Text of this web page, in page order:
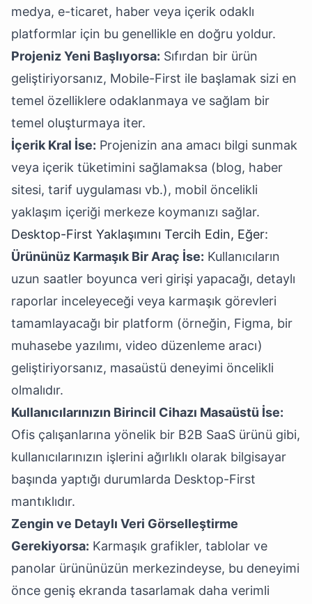
medya, e-ticaret, haber veya içerik odaklı
platformlar için bu genellikle en doğru yoldur.
Projeniz Yeni Başlıyorsa: Sıfırdan bir ürün
geliştiriyorsanız, Mobile-First ile başlamak sizi en
temel özelliklere odaklanmaya ve sağlam bir
temel oluşturmaya iter.
İçerik Kral İse: Projenizin ana amacı bilgi sunmak
veya içerik tüketimini sağlamaksa (blog, haber
sitesi, tarif uygulaması vb.), mobil öncelikli
yaklaşım içeriği merkeze koymanızı sağlar.
Desktop-First Yaklaşımını Tercih Edin, Eğer:
Ürününüz Karmaşık Bir Araç İse: Kullanıcıların
uzun saatler boyunca veri girişi yapacağı, detaylı
raporlar inceleyeceği veya karmaşık görevleri
tamamlayacağı bir platform (örneğin, Figma, bir
muhasebe yazılımı, video düzenleme aracı)
geliştiriyorsanız, masaüstü deneyimi öncelikli
olmalıdır.
Kullanıcılarınızın Birincil Cihazı Masaüstü İse:
Ofis çalışanlarına yönelik bir B2B SaaS ürünü gibi,
kullanıcılarınızın işlerini ağırlıklı olarak bilgisayar
başında yaptığı durumlarda Desktop-First
mantıklıdır.
Zengin ve Detaylı Veri Görselleştirme
Gerekiyorsa: Karmaşık grafikler, tablolar ve
panolar ürününüzün merkezindeyse, bu deneyimi
önce geniş ekranda tasarlamak daha verimli